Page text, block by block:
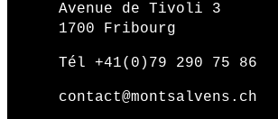
Avenue de Tivoli 3
1700 Fribourg
Tél +41(0)79 290 75 86
contact@montsalvens.ch